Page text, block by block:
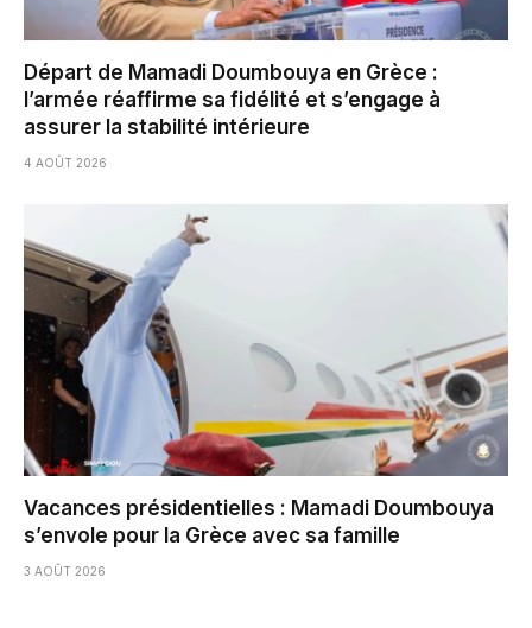
Départ de Mamadi Doumbouya en Grèce :
l’armée réaffirme sa fidélité et s’engage à
assurer la stabilité intérieure
4 AOÛT 2026
Vacances présidentielles : Mamadi Doumbouya
s’envole pour la Grèce avec sa famille
3 AOÛT 2026